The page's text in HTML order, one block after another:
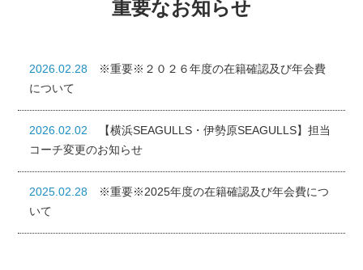
重要なお知らせ
2026.02.28
※重要※２０２６年度の在籍確認及び年会費
について
2026.02.02
【横浜SEAGULLS・伊勢原SEAGULLS】担当
コーチ変更のお知らせ
2025.02.28
※重要※2025年度の在籍確認及び年会費につ
いて